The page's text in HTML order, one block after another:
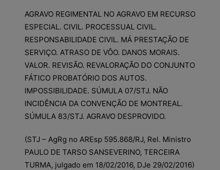
AGRAVO REGIMENTAL NO AGRAVO EM RECURSO
ESPECIAL. CIVIL. PROCESSUAL CIVIL.
RESPONSABILIDADE CIVIL. MÁ PRESTAÇÃO DE
SERVIÇO. ATRASO DE VÔO. DANOS MORAIS.
VALOR. REVISÃO. REVALORAÇÃO DO CONJUNTO
FÁTICO PROBATÓRIO DOS AUTOS.
IMPOSSIBILIDADE. SÚMULA 07/STJ. NÃO
INCIDÊNCIA DA CONVENÇÃO DE MONTREAL.
SÚMULA 83/STJ. AGRAVO DESPROVIDO.
(STJ – AgRg no AREsp 595.868/RJ, Rel. Ministro
PAULO DE TARSO SANSEVERINO, TERCEIRA
TURMA, julgado em 18/02/2016, DJe 29/02/2016)